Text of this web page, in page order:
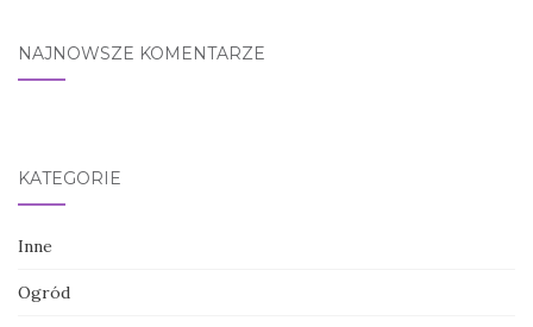
NAJNOWSZE KOMENTARZE
KATEGORIE
Inne
Ogród